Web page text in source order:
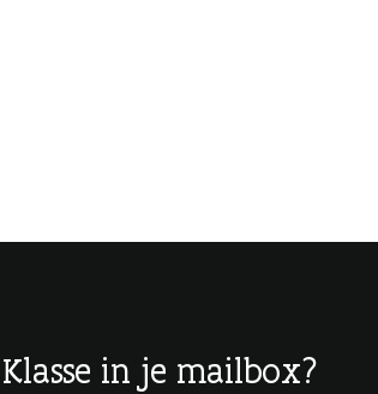
in je mailbox?